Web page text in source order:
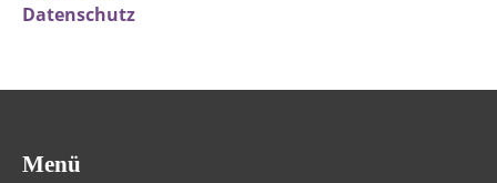
Datenschutz
Menü